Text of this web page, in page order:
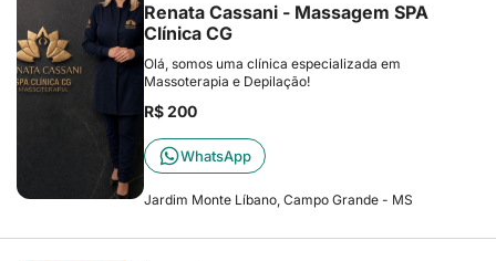
Renata Cassani - Massagem SPA
Clínica CG
Olá, somos uma clínica especializada em
Massoterapia e Depilação!
R$ 200
WhatsApp
Jardim Monte Líbano, Campo Grande - MS